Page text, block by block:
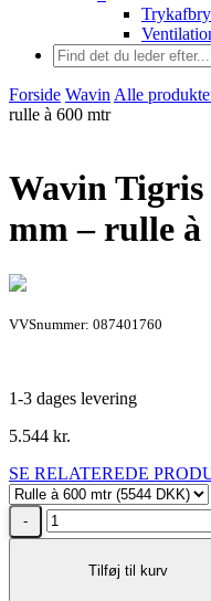
Forside Wavin Alle
rulle à 600 mtr
Wavin
mm – rulle
VVSnummer: 087401760
1-3 dages levering
5.544 kr.
SE RELATEREDE
Wavin
Tigris
Tilføj til kurv